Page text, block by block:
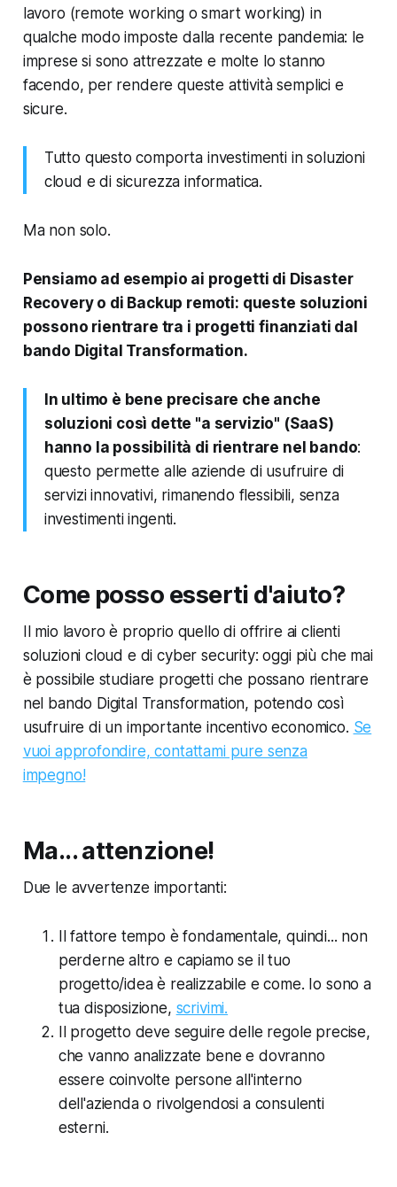
lavoro (remote working o smart working) in
qualche modo imposte dalla recente pandemia: le
imprese si sono attrezzate e molte lo stanno
facendo, per rendere queste attività semplici e
sicure.
Tutto questo comporta investimenti in soluzioni
cloud e di sicurezza informatica.
Ma non solo.
Pensiamo ad esempio ai progetti di Disaster
Recovery o di Backup remoti: queste soluzioni
possono rientrare tra i progetti finanziati dal
bando Digital Transformation.
In ultimo è bene precisare che anche
soluzioni così dette "a servizio" (SaaS)
hanno la possibilità di rientrare nel bando:
questo permette alle aziende di usufruire di
servizi innovativi, rimanendo flessibili, senza
investimenti ingenti.
Come posso esserti d'aiuto?
Il mio lavoro è proprio quello di offrire ai clienti
soluzioni cloud e di cyber security: oggi più che mai
è possibile studiare progetti che possano rientrare
nel bando Digital Transformation, potendo così
usufruire di un importante incentivo economico. Se
vuoi approfondire, contattami pure senza
impegno!
Ma... attenzione!
Due le avvertenze importanti:
Il fattore tempo è fondamentale, quindi... non
perderne altro e capiamo se il tuo
progetto/idea è realizzabile e come. Io sono a
tua disposizione, scrivimi.
Il progetto deve seguire delle regole precise,
che vanno analizzate bene e dovranno
essere coinvolte persone all'interno
dell'azienda o rivolgendosi a consulenti
esterni.